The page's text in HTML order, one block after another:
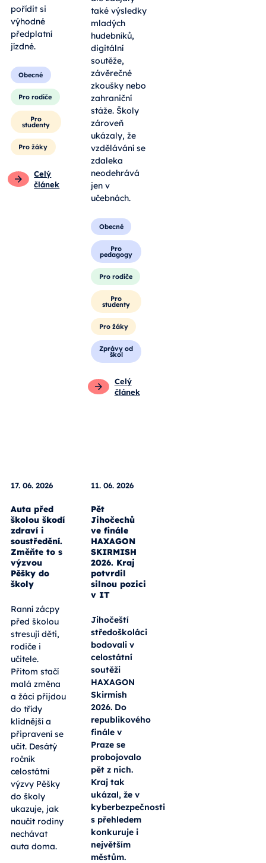
pořídit si
výhodné
předplatní
jízdné.
Obecné
Pro rodiče
Pro
studenty
Pro žáky
Celý
článek
také výsledky
mladých
hudebníků,
digitální
soutěže,
závěrečné
zkoušky nebo
zahraniční
stáže. Školy
zároveň
ukázaly, že
vzdělávání se
zdaleka
neodehrává
jen v
učebnách.
Obecné
Pro
pedagogy
Pro rodiče
Pro
studenty
Pro žáky
Zprávy od
škol
Celý
článek
17. 06. 2026
Auta před
školou škodí
zdraví i
soustředění.
Změňte to s
výzvou
Pěšky do
školy
Ranní zácpy
před školou
stresují děti,
rodiče i
učitele.
Přitom stačí
malá změna
a žáci přijdou
do třídy
klidnější a
připravení se
učit. Desátý
ročník
celostátní
výzvy Pěšky
do školy
ukazuje, jak
naučit rodiny
nechávat
auta doma.
11. 06. 2026
Pět
Jihočechů
ve finále
HAXAGON
SKIRMISH
2026. Kraj
potvrdil
silnou pozici
v IT
Jihočeští
středoškoláci
bodovali v
celostátní
soutěži
HAXAGON
Skirmish
2026. Do
republikového
finále v
Praze se
probojovalo
pět z nich.
Kraj tak
ukázal, že v
kyberbezpečnosti
s přehledem
konkuruje i
největším
městům.